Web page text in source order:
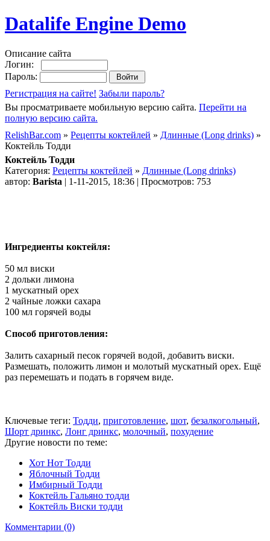
Datalife Engine Demo
Описание сайта
Логин:
Пароль:
Регистрация на сайте! Забыли пароль?
Вы просматриваете мобильную версию сайта. Перейти на
полную версию сайта.
RelishBar.com » Рецепты коктейлей » Длинные (Long drinks) »
Коктейль Тодди
Коктейль Тодди
Категория: Рецепты коктейлей » Длинные (Long drinks)
автор: Barista | 1-11-2015, 18:36 | Просмотров: 753
Ингредиенты коктейля:
50 мл виски
2 дольки лимона
1 мускатный орех
2 чайные ложки сахара
100 мл горячей воды
Способ приготовления:
Залить сахарный песок горячей водой, добавить виски.
Размешать, положить лимон и молотый мускатный орех. Ещё
раз перемешать и подать в горячем виде.
Ключевые теги: Тодди, приготовление, шот, безалкогольный,
Шорт дринкс, Лонг дринкс, молочный, похудение
Другие новости по теме:
Хот Нот Тодди
Яблочный Тодди
Имбирный Тодди
Коктейль Гальяно тодди
Коктейль Виски тодди
Комментарии (0)